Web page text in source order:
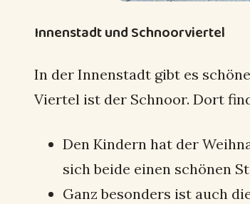
Innenstadt und Schnoorviertel
In der Innenstadt gibt es
Viertel ist der Schnoor. Dort
Den Kindern hat der
sich beide einen schönen
Ganz besonders ist auch